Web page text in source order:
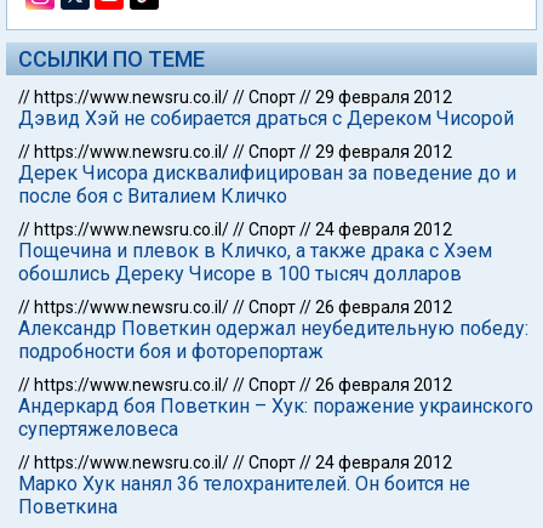
ССЫЛКИ ПО ТЕМЕ
// https://www.newsru.co.il///Спорт//29 февраля 2012
Дэвид Хэй не собирается драться с Дереком Чисорой
// https://www.newsru.co.il///Спорт//29 февраля 2012
Дерек Чисора дисквалифицирован за поведение до и
после боя с Виталием Кличко
// https://www.newsru.co.il///Спорт//24 февраля 2012
Пощечина и плевок в Кличко, а также драка с Хэем
обошлись Дереку Чисоре в 100 тысяч долларов
// https://www.newsru.co.il///Спорт//26 февраля 2012
Александр Поветкин одержал неубедительную победу:
подробности боя и фоторепортаж
// https://www.newsru.co.il///Спорт//26 февраля 2012
Андеркард боя Поветкин – Хук: поражение украинского
супертяжеловеса
// https://www.newsru.co.il///Спорт//24 февраля 2012
Марко Хук нанял 36 телохранителей. Он боится не
Поветкина